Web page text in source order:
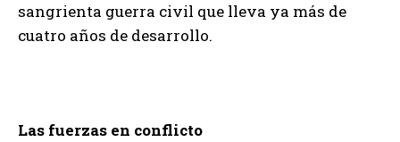
sangrienta guerra civil que lleva ya más de
cuatro años de desarrollo.
Las fuerzas en conflicto